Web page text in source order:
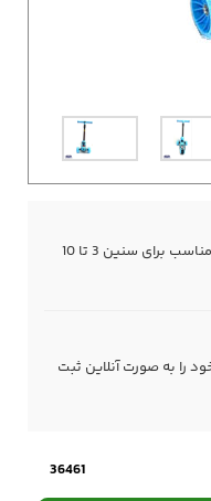
اسکوتر چهار چرخ تعادلی بسیار بیخطر و مناسب برای سنین 3 تا 10
را به صورت آنلاین ثبت
36461